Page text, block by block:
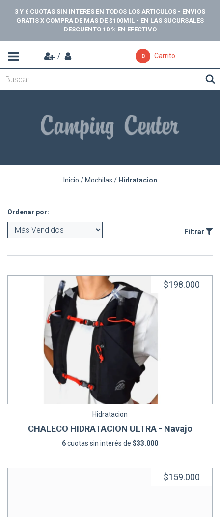
3 Y 6 CUOTAS SIN INTERES EN TODOS LOS ARTICULOS - ENVIOS
GRATIS X COMPRA DE MAS DE $100MIL - EN LAS SUCURSALES
DESCUENTO 10 % EN EFECTIVO
/ 0 Carrito
Inicio / Mochilas / Hidratacion
Ordenar por:
Filtrar
$198.000
Hidratacion
CHALECO HIDRATACION ULTRA - Navajo
6cuotas sin interés de $33.000
$159.000